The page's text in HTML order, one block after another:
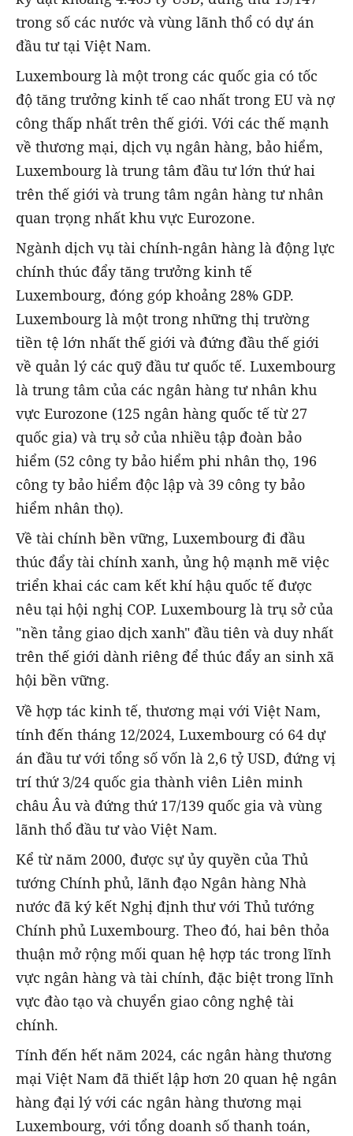
trong số các nước và vùng lãnh thổ có dự án
đầu tư tại Việt Nam.
Luxembourg là một trong các quốc gia có tốc
độ tăng trưởng kinh tế cao nhất trong EU và nợ
công thấp nhất trên thế giới. Với các thế mạnh
về thương mại, dịch vụ ngân hàng, bảo hiểm,
Luxembourg là trung tâm đầu tư lớn thứ hai
trên thế giới và trung tâm ngân hàng tư nhân
quan trọng nhất khu vực Eurozone.
Ngành dịch vụ tài chính-ngân hàng là động lực
chính thúc đẩy tăng trưởng kinh tế
Luxembourg, đóng góp khoảng 28% GDP.
Luxembourg là một trong những thị trường
tiền tệ lớn nhất thế giới và đứng đầu thế giới
về quản lý các quỹ đầu tư quốc tế. Luxembourg
là trung tâm của các ngân hàng tư nhân khu
vực Eurozone (125 ngân hàng quốc tế từ 27
quốc gia) và trụ sở của nhiều tập đoàn bảo
hiểm (52 công ty bảo hiểm phi nhân thọ, 196
công ty bảo hiểm độc lập và 39 công ty bảo
hiểm nhân thọ).
Về tài chính bền vững, Luxembourg đi đầu
thúc đẩy tài chính xanh, ủng hộ mạnh mẽ việc
triển khai các cam kết khí hậu quốc tế được
nêu tại hội nghị COP. Luxembourg là trụ sở của
"nền tảng giao dịch xanh" đầu tiên và duy nhất
trên thế giới dành riêng để thúc đẩy an sinh xã
hội bền vững.
Về hợp tác kinh tế, thương mại với Việt Nam,
tính đến tháng 12/2024, Luxembourg có 64 dự
án đầu tư với tổng số vốn là 2,6 tỷ USD, đứng vị
trí thứ 3/24 quốc gia thành viên Liên minh
châu Âu và đứng thứ 17/139 quốc gia và vùng
lãnh thổ đầu tư vào Việt Nam.
Kể từ năm 2000, được sự ủy quyền của Thủ
tướng Chính phủ, lãnh đạo Ngân hàng Nhà
nước đã ký kết Nghị định thư với Thủ tướng
Chính phủ Luxembourg. Theo đó, hai bên thỏa
thuận mở rộng mối quan hệ hợp tác trong lĩnh
vực ngân hàng và tài chính, đặc biệt trong lĩnh
vực đào tạo và chuyển giao công nghệ tài
chính.
Tính đến hết năm 2024, các ngân hàng thương
mại Việt Nam đã thiết lập hơn 20 quan hệ ngân
hàng đại lý với các ngân hàng thương mại
Luxembourg, với tổng doanh số thanh toán,